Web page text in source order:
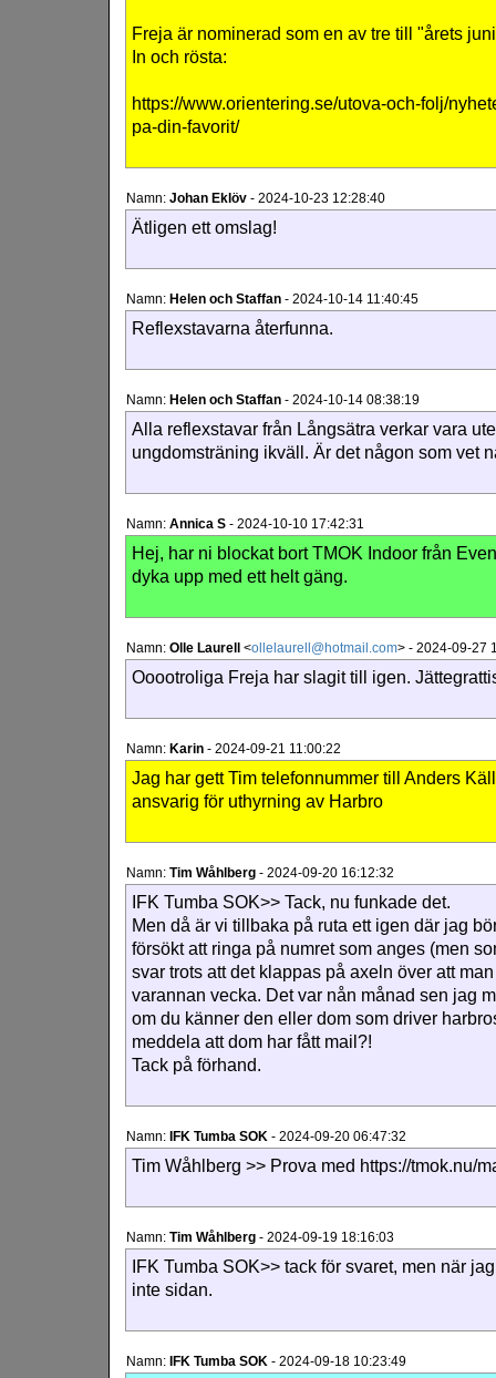
Freja är nominerad som en av tre till "årets
In och rösta:
https://www.orientering.se/utova-och-folj/
pa-din-favorit/
Namn: Johan Eklöv - 2024-10-23 12:28:40
Ätligen ett omslag!
Namn: Helen och Staffan - 2024-10-14 11:40:45
Reflexstavarna återfunna.
Namn: Helen och Staffan - 2024-10-14 08:38:19
Alla reflexstavar från Långsätra verkar vara
ungdomsträning ikväll. Är det någon som vet
Namn: Annica S - 2024-10-10 17:42:31
Hej, har ni blockat bort TMOK Indoor från
dyka upp med ett helt gäng.
Namn: Olle Laurell <ollelaurell@hotmail.com> - 2024-09-27
Ooootroliga Freja har slagit till igen.
Namn: Karin - 2024-09-21 11:00:22
Jag har gett Tim telefonnummer till Anders
ansvarig för uthyrning av Harbro
Namn: Tim Wåhlberg - 2024-09-20 16:12:32
IFK Tumba SOK>> Tack, nu funkade det.
Men då är vi tillbaka på ruta ett igen där jag
försökt att ringa på numret som anges (men
svar trots att det klappas på axeln över att
varannan vecka. Det var nån månad sen jag
om du känner den eller dom som driver
meddela att dom har fått mail?!
Tack på förhand.
Namn: IFK Tumba SOK - 2024-09-20 06:47:32
Tim Wåhlberg >> Prova med https://tmok.nu/
Namn: Tim Wåhlberg - 2024-09-19 18:16:03
IFK Tumba SOK>> tack för svaret, men när
inte sidan.
Namn: IFK Tumba SOK - 2024-09-18 10:23:49